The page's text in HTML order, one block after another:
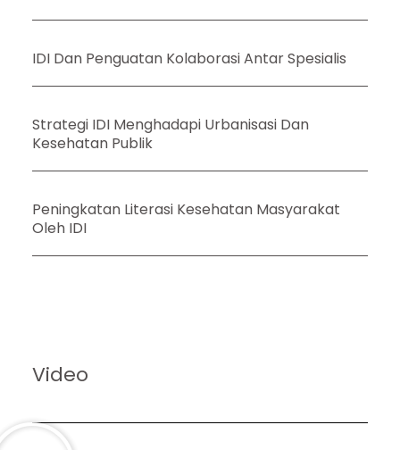
IDI Dan Penguatan Kolaborasi Antar Spesialis
Strategi IDI Menghadapi Urbanisasi Dan
Kesehatan Publik
Peningkatan Literasi Kesehatan Masyarakat
Oleh IDI
Video